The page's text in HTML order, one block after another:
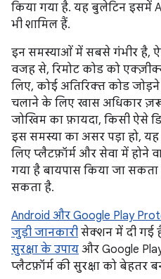
किया गया है. यह बुलेटिन इसमें
भी शामिल हैं.
इन समस्याओं में सबसे गंभीर है,
वजह से, रिमोट कोड को
लिए, कोई अतिरिक्त कोड जोड़ने
चलाने के लिए खास अधिकार
जोखिम का फ़ायदा, किसी ऐसे
इस समस्या का असर पड़ा हो,
लिए प्लैटफ़ॉर्म और सेवा में होने
गया है बायपास किया जा सकता
सकता है.
Android और Google Play
जुड़ी जानकारी सेक्शन में दी गई
सुरक्षा के उपाय और Google
प्लैटफ़ॉर्म की सुरक्षा को बेहतर